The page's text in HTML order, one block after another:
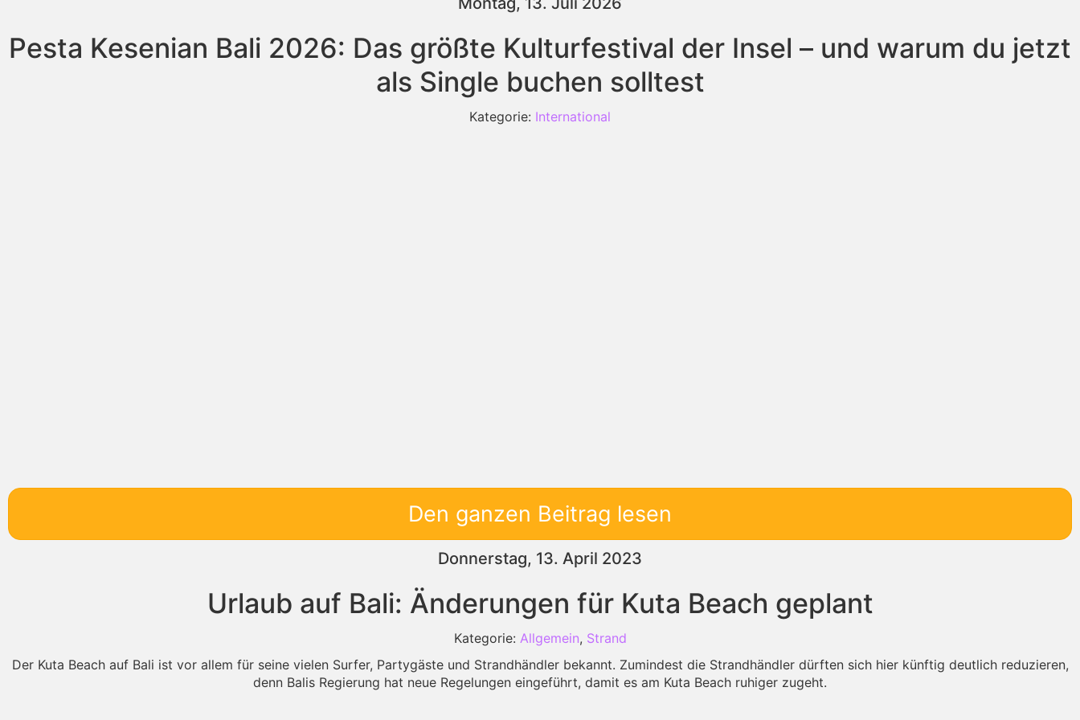
Pesta Kesenian Bali 2026: Das größte Kulturfestival der Insel – und warum du jetzt
als Single buchen solltest
Kategorie: International
Den ganzen Beitrag lesen
Donnerstag, 13. April 2023
Urlaub auf Bali: Änderungen für Kuta Beach geplant
Kategorie: Allgemein, Strand
Der Kuta Beach auf Bali ist vor allem für seine vielen Surfer, Partygäste und Strandhändler bekannt. Zumindest die Strandhändler dürften sich hier künftig deutlich reduzieren,
denn Balis Regierung hat neue Regelungen eingeführt, damit es am Kuta Beach ruhiger zugeht.